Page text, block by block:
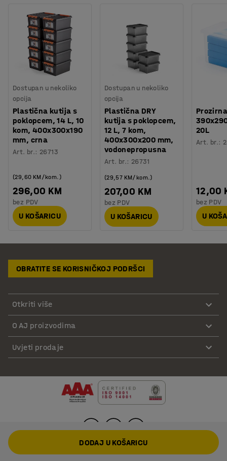
Dostupan u nekoliko
opcija
Plastična kutija s
poklopcem, 14 L, 10
kom, 400x300x190
mm, crna
Art. br.: 26713
296,00 KM
(29,60 KM/kom.)
bez PDV
U KOŠARICU
Dostupan u nekoliko
opcija
Plastična DRY
kutija s poklopcem,
12 L, 7 kom,
400x300x200 mm,
vodonepropusna
Art. br.: 26731
207,00 KM
(29,57 KM/kom.)
bez PDV
U KOŠARICU
20L
Art. br.:
12,00
bez PDV
U
OBRATITE SE KORISNIČKOJ PODRŠCI
Otkriti više
O AJ proizvodima
Uvjeti prodaje
DODAJ U KOŠARICU